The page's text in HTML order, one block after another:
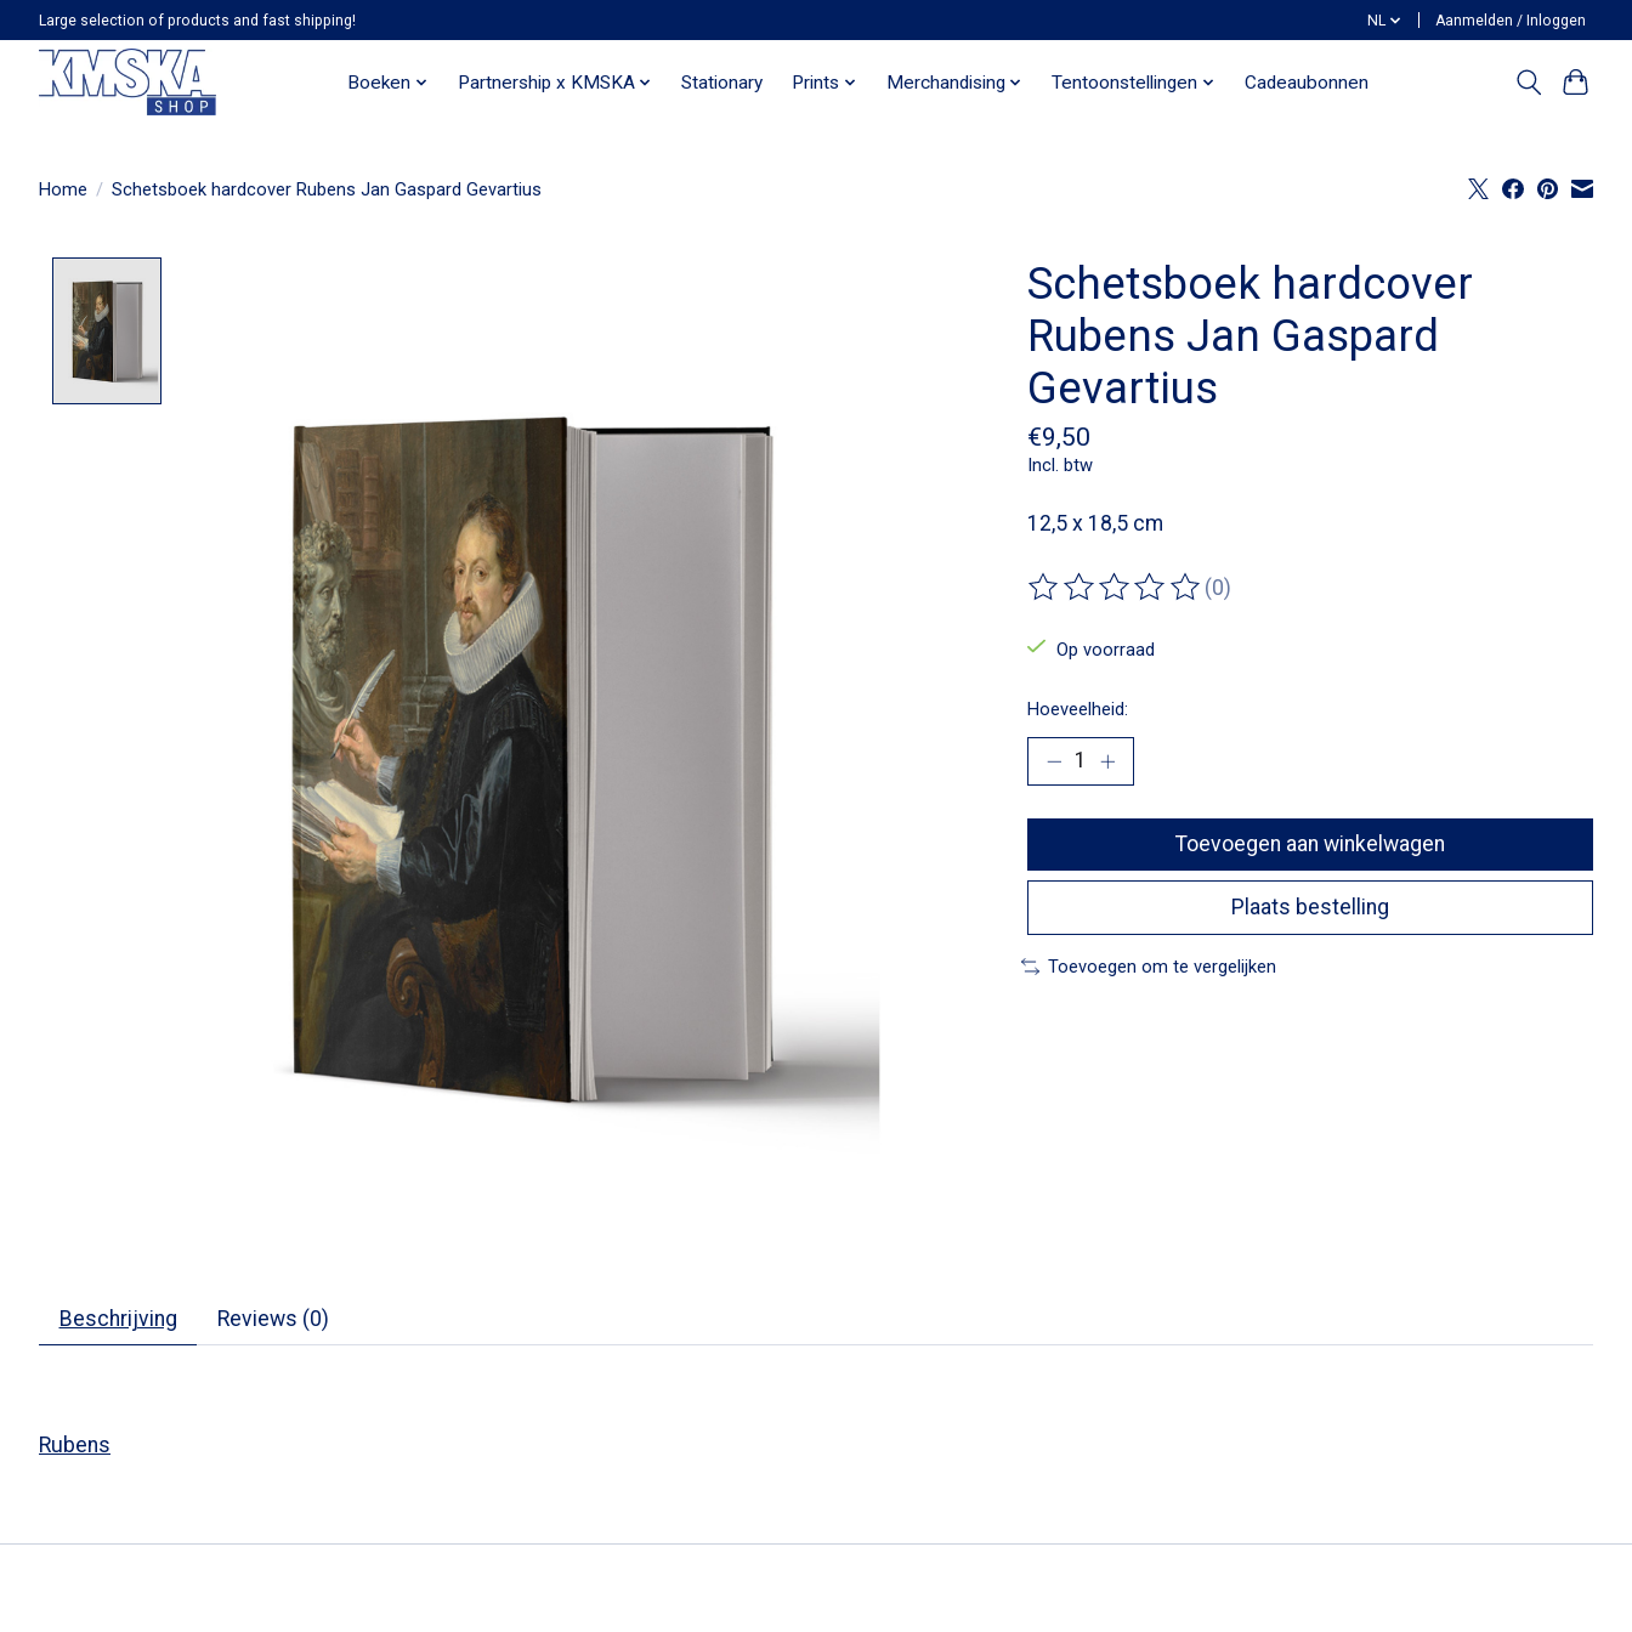
Large selection of products and fast shipping! NL Aanmelden / Inloggen
Boeken Partnership x KMSKA Stationary Prints Merchandising Tentoonstellingen Cadeaubonnen
Home / Schetsboek hardcover Rubens Jan Gaspard Gevartius
Schetsboek hardcover
Rubens Jan Gaspard
Gevartius
€9,50
Incl. btw
12,5 x 18,5 cm
De beoordeling van dit product is
(0)
Op voorraad
Hoeveelheid:
Toevoegen aan winkelwagen
Plaats bestelling
Toevoegen om te vergelijken
Beschrijving Reviews (0)
Rubens